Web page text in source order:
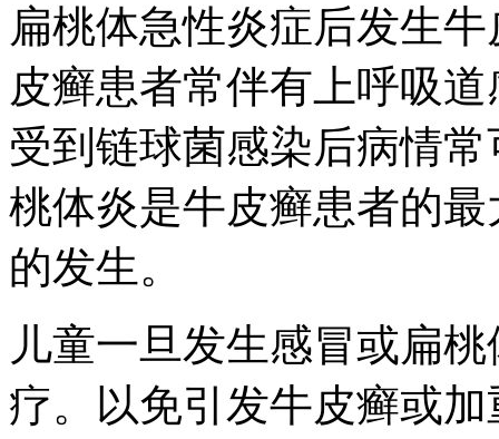
扁桃体急性炎症后发生
皮癣患者常伴有上呼吸
受到链球菌感染后病情
桃体炎是牛皮癣患者的
的发生。
儿童一旦发生感冒或扁
疗。以免引发牛皮癣或